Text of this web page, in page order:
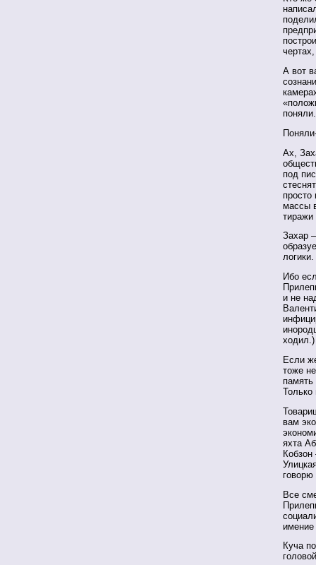
А вот
поняли.
Ах,
под
массы
тиражи
Захар
логики.
Ибо
и не
ходил.)
Если
тоже
Только
вам
яхта
Все
Куча